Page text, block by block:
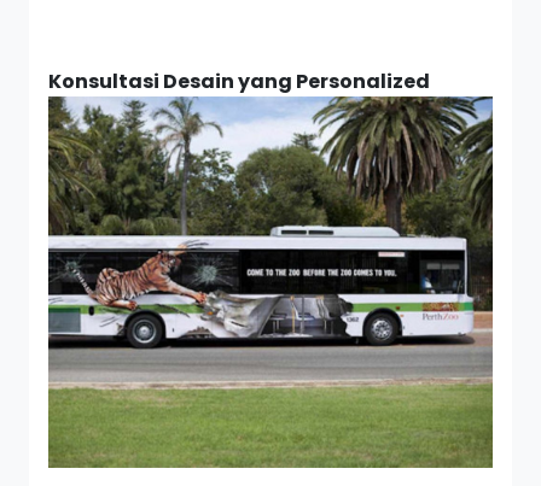
Konsultasi Desain yang Personalized